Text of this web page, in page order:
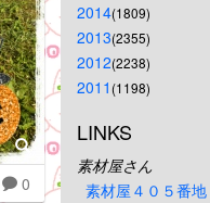
0
2014(1809)
2013(2355)
2012(2238)
2011 (1198)
LINKS
素材屋さん
素材屋４０５番地